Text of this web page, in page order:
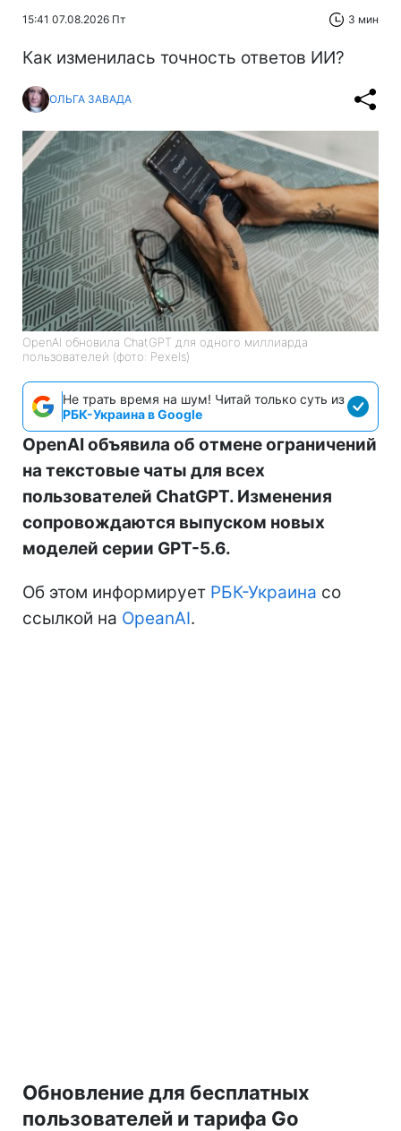
15:41 07.08.2026 Пт 3 мин
Как изменилась точность ответов ИИ?
ОЛЬГА ЗАВАДА
OpenAI обновила ChatGPT для одного миллиарда
пользователей (фото: Pexels)
Не трать время на шум! Читай только суть из
РБК-Украина в Google
OpenAI объявила об отмене ограничений
на текстовые чаты для всех
пользователей ChatGPT. Изменения
сопровождаются выпуском новых
моделей серии GPT-5.6.
Об этом информирует РБК-Украина со
ссылкой на OpeanAI.
Обновление для бесплатных
пользователей и тарифа Go